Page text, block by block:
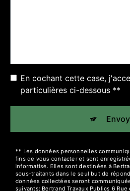
En cochant cette case,
particulières ci-dessous **
** Les données personnelles
fins de vous contacter et sont
informatisé. Elles sont destinées à
sous-traitants dans le seul but de
données collectées seront
suivants: Bertrand Travaux Publics 6